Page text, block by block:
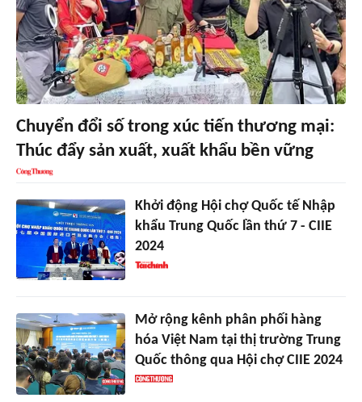
Chuyển đổi số trong xúc tiến thương mại:
Thúc đẩy sản xuất, xuất khẩu bền vững
Khởi động Hội chợ Quốc tế Nhập
khẩu Trung Quốc lần thứ 7 - CIIE
2024
Mở rộng kênh phân phối hàng
hóa Việt Nam tại thị trường Trung
Quốc thông qua Hội chợ CIIE 2024